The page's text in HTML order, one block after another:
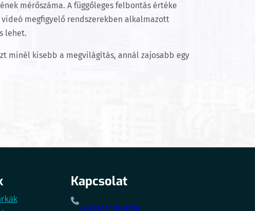
mérőszáma. A függőleges felbontás értéke
megfigyelő rendszerekben alkalmazott
lehet.
minél kisebb a megvilágítás, annál zajosabb egy
Kapcsolat
+36 (30) 151-5758